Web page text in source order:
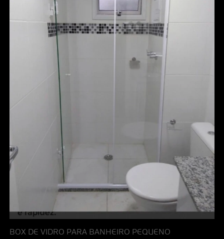
BOX DE VIDRO PARA BANHEIRO PEQUENO